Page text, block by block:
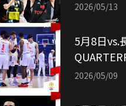
2026/05/13
5月8日vs.
引用：ア
2026/05/09